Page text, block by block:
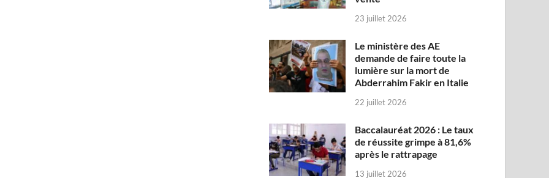
23 juillet 2026
Le ministère des AE
demande de faire toute la
lumière sur la mort de
Abderrahim Fakir en Italie
22 juillet 2026
Baccalauréat 2026 : Le taux
de réussite grimpe à 81,6%
après le rattrapage
13 juillet 2026